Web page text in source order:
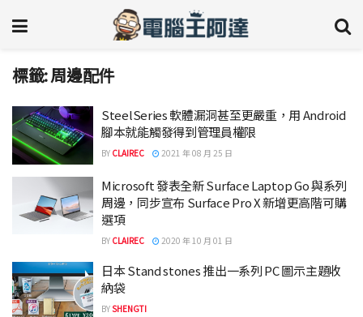
標籤:周邊配件
SteelSeries 軟體漏洞甚至更嚴重，用 Android
腳本就能觸發得到管理員權限
BY CLAIREC 2021 年 08 月 25 日
Microsoft 發表全新 Surface Laptop Go 與系列
周邊，同步宣布 Surface Pro X 新增更高階可購
選項
BY CLAIREC 2020 年 10 月 01 日
日本 Stand stones 推出一系列 PC 圖示主題收
納袋
BYSHENGTI